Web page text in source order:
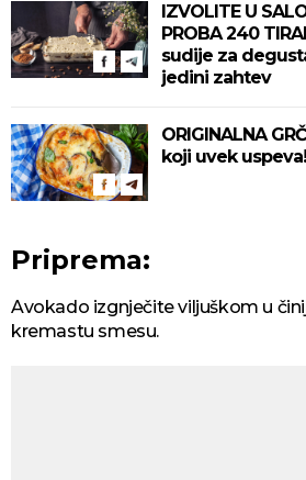
IZVOLITE U
PROBA 240
sudije za
jedini zahtev
ORIGINALNA
koji uvek uspeva!
Priprema:
Avokado izgnječite viljuškom u
kremastu smesu.